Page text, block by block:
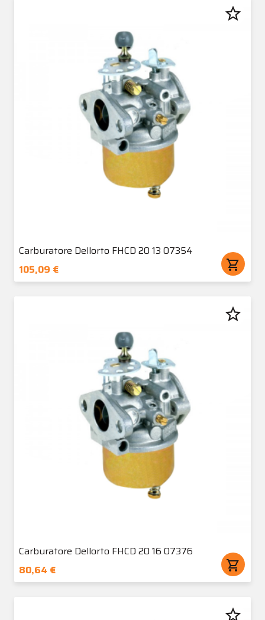
Carburatore Dellorto FHCD 20 13 07354
105,09 €
shopping_cart
star_border
Carburatore Dellorto FHCD 20 16 07376
80,64 €
shopping_cart
star_border
star_border